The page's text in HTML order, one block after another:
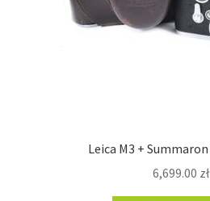
Leica M3 +
6,699.00 zł